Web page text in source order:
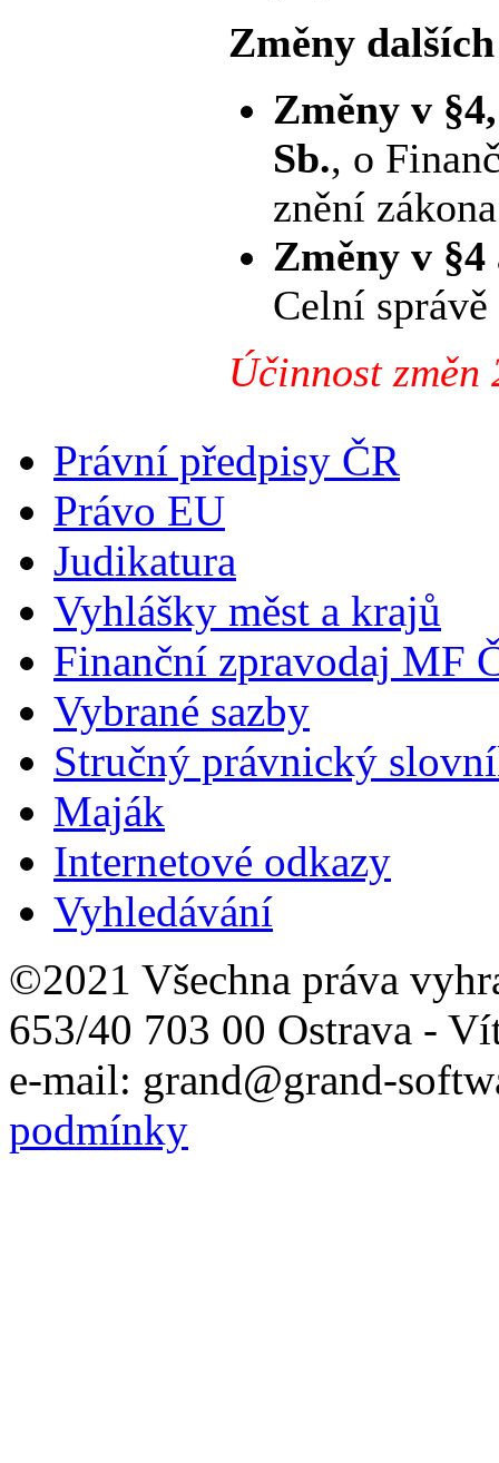
Změny
Změny v
Sb., o
znění
Změny v §4
Celní
Účinnost změn
Právní předpisy ČR
Právo EU
Judikatura
Vyhlášky měst a krajů
Finanční zpravodaj MF
Vybrané sazby
Stručný právnický
Maják
Internetové odkazy
Vyhledávání
©2021 Všechna práva
653/40 703 00 Ostrava -
e-mail: grand@grand-
podmínky